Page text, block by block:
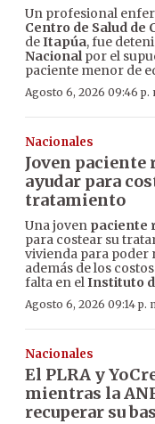
Un profesional
Centro de Salud de
deItapúa, fue
Nacionalpor el
paciente menor de
Agosto 6, 2026 09:46 p.
Nacionales
Joven paciente
ayudar para
tratamiento
Una joven paciente
para costear su
vivienda para poder
además de los
falta en elInstituto
Agosto 6, 2026 09:14 p.
Nacionales
El PLRA y
mientras la
recuperar su